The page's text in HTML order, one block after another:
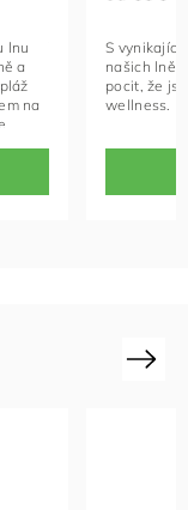
lnu
a
na
Velikost:
potřeby rádi
S
našich
pocit, že
wellness.
Next